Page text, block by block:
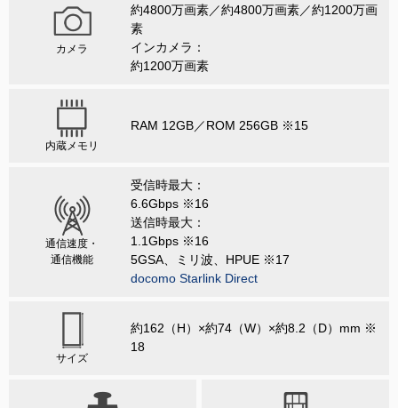
カメラ
約4800万画素／約4800万画素／約1200万画
素
インカメラ：
約1200万画素
内蔵メモリ
RAM 12GB／ROM 256GB ※15
通信速度・
通信機能
受信時最大：
6.6Gbps ※16
送信時最大：
1.1Gbps ※16
5GSA、ミリ波、HPUE ※17
docomo Starlink Direct
サイズ
約162（H）×約74（W）×約8.2（D）mm ※
18